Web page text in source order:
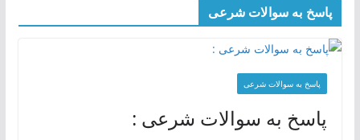
پاسخ به سوالات شرعی
پاسخ به سوالات شرعی
پاسخ به سوالات شرعی :